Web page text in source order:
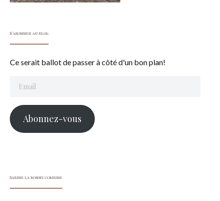
S'abonner au blog
Ce serait ballot de passer à côté d'un bon plan!
Abonnez-vous
Sabine la bonne combine